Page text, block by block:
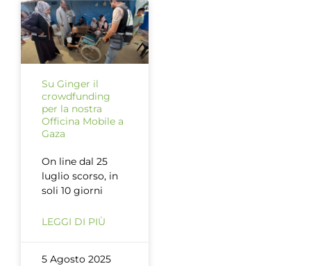
Su Ginger il
crowdfunding
per la nostra
Officina Mobile a
Gaza
On line dal 25
luglio scorso, in
soli 10 giorni
LEGGI DI PIÙ
5 Agosto 2025